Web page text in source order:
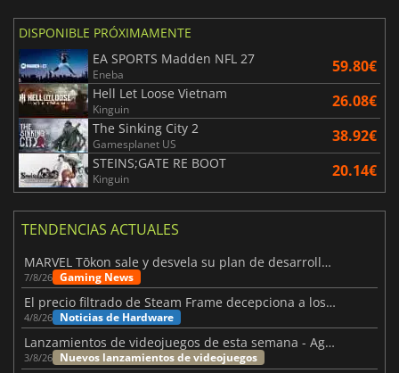
DISPONIBLE PRÓXIMAMENTE
EA SPORTS Madden NFL 27
Eneba 59.80€
Hell Let Loose Vietnam
Kinguin 26.08€
The Sinking City 2
Gamesplanet US 38.92€
STEINS;GATE RE BOOT
Kinguin 20.14€
TENDENCIAS ACTUALES
MARVEL Tōkon sale y desvela su plan de desarrollo para el primer año
7/8/26 Gaming News
El precio filtrado de Steam Frame decepciona a los usuarios
4/8/26 Noticias de Hardware
Lanzamientos de videojuegos de esta semana - Agosto de 2026 (semana 32)
3/8/26 Nuevos lanzamientos de videojuegos